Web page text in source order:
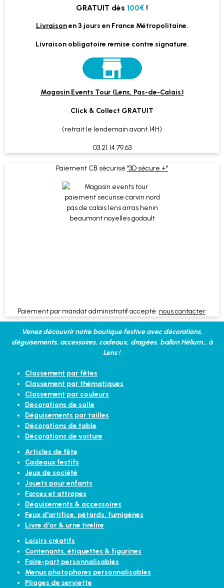
GRATUIT dès 100€ !
Livraisonen 3 jours en France Métropolitaine.
Livraison obligatoire remise contre signature.
Magasin Events Tour (Lens, Pas-de-Calais)
Click & Collect GRATUIT
(retrait le lendemain avant 14H)
03.21.14.79.63
Paiement CB sécurisé "3D sécure +"
Paiement par mandat administratif accepté: nous contacter.
Venez découvrir notre boutique festive avec décorations,
déguisements, accessoires, cadeaux, dragées, ballon Hélium... à
Lens !
Classement par fêtes
Classement par thématiques
Classement par couleurs
Décorations de salle
Déguisements par tailles
Décorations de table
Décorations de voiture
Articles de fête
Cadeaux festifs
Jeux de société
Jouets pour enfants
Farces et attrapes
Déguisements & accessoires
Feux d'artifice, pétards, fumigènes
Livre d'or & urne tirelire
Loisirs créatifs
Contenants, étiquettes & figurines
Faire-part personnalisables
Menus photophores personnalisables
Pliages de serviette